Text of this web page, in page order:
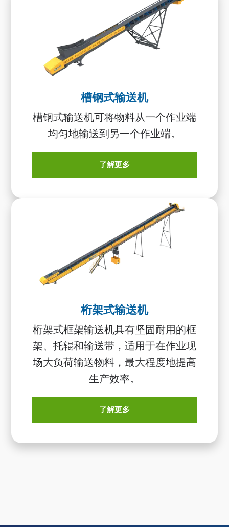
槽钢式输送机
槽钢式输送机可将物料从一个作业端
均匀地输送到另一个作业端。
了解更多
桁架式输送机
桁架式框架输送机具有坚固耐用的框
架、托辊和输送带，适用于在作业现
场大负荷输送物料，最大程度地提高
生产效率。
了解更多